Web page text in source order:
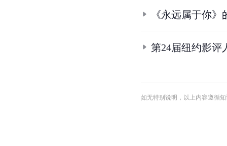
《永远属于你
第24届纽约影评
如无特别说明，以上内容遵循